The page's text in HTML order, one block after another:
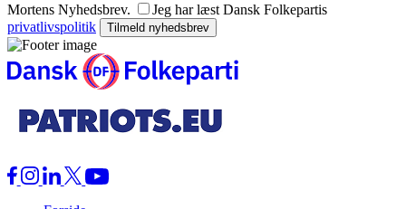
Mortens Nyhedsbrev.
Jeg har læst Dansk Folkepartis
privatlivspolitik